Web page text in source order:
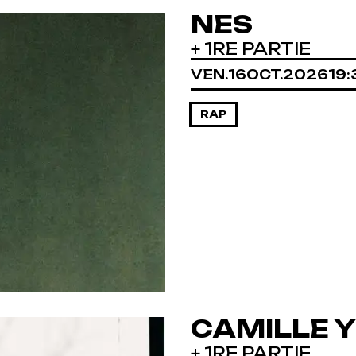
NES
+ 1RE PARTIE
VENDREDI
VEN.16OCTOBRE
OCT.2026
RAP
CAMILLE